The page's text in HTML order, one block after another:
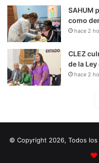
SAHUM
como
hace 2
CLEZ
de la
hace 2
© Copyright 2026, Todos